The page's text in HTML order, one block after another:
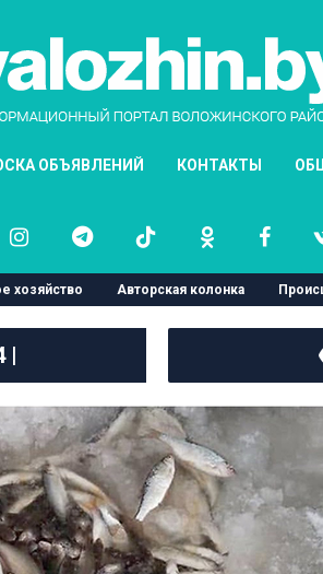
ОБЪЯВЛЕНИЙ КОНТАКТЫ
хозяйство Авторская колонка
|